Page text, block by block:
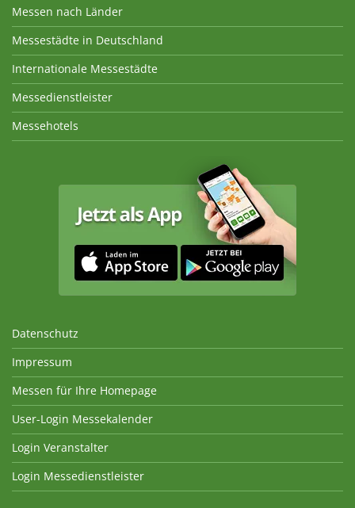
Messen nach Länder
Messestädte in Deutschland
Internationale Messestädte
Messedienstleister
Messehotels
Datenschutz
Impressum
Messen für Ihre Homepage
User-Login Messekalender
Login Veranstalter
Login Messedienstleister